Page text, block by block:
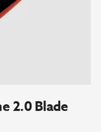
2.0 Blade